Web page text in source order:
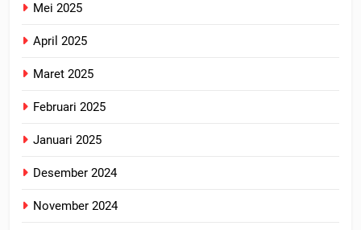
Mei 2025
April 2025
Maret 2025
Februari 2025
Januari 2025
Desember 2024
November 2024